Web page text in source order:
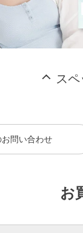
スペ
問い合わせ
お